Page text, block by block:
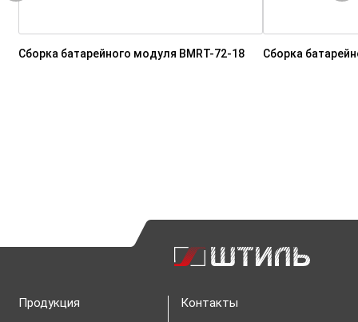
Сборка батарейного модуля BMRT-72-18 Сборка
Продукция Контакты